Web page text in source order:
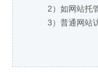
2）如网站托
3）普通网站